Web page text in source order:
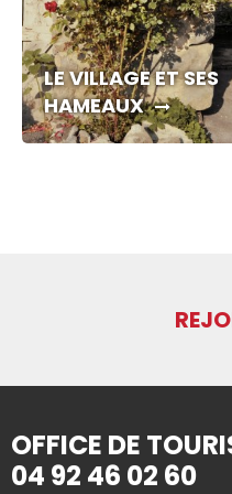
LE VILLAGE ET SES
HAMEAUX
OFFICE DE
04 92 46 02 60